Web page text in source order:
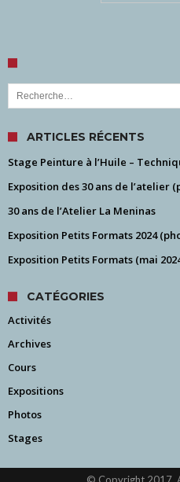
Rechercher :
ARTICLES RÉCENTS
Stage Peinture à l’Huile –
Exposition des 30 ans de l’atelier
30 ans de l’Atelier La Meninas
Exposition Petits Formats 2024
Exposition Petits Formats (mai
CATÉGORIES
Activités
Archives
Cours
Expositions
Photos
Stages